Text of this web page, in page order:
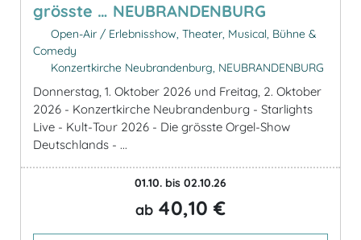
grösste … NEUBRANDENBURG
Open-Air / Erlebnisshow, Theater, Musical, Bühne &
Comedy
Konzertkirche Neubrandenburg, NEUBRANDENBURG
Donnerstag, 1. Oktober 2026 und Freitag, 2. Oktober
2026 - Konzertkirche Neubrandenburg - Starlights
Live - Kult-Tour 2026 - Die grösste Orgel-Show
Deutschlands - ...
01.10. bis 02.10.26
ab 40,10 €